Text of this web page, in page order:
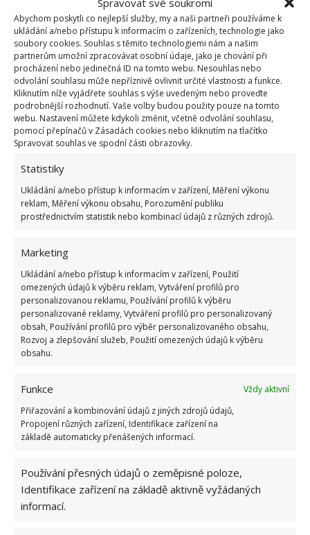
Spravovat své soukromí
Abychom poskytli co nejlepší služby, my a naši partneři používáme k
ukládání a/nebo přístupu k informacím o zařízeních, technologie jako
soubory cookies. Souhlas s těmito technologiemi nám a našim
partnerům umožní zpracovávat osobní údaje, jako je chování při
procházení nebo jedinečná ID na tomto webu. Nesouhlas nebo
odvolání souhlasu může nepříznivě ovlivnit určité vlastnosti a funkce.
Kliknutím níže vyjádřete souhlas s výše uvedeným nebo proveďte
podrobnější rozhodnutí. Vaše volby budou použity pouze na tomto
webu. Nastavení můžete kdykoli změnit, včetně odvolání souhlasu,
pomocí přepínačů v Zásadách cookies nebo kliknutím na tlačítko
Spravovat souhlas ve spodní části obrazovky.
Statistiky
Ukládání a/nebo přístup k informacím v zařízení, Měření výkonu
reklam, Měření výkonu obsahu, Porozumění publiku
prostřednictvím statistik nebo kombinací údajů z různých zdrojů.
Marketing
Ukládání a/nebo přístup k informacím v zařízení, Použití
omezených údajů k výběru reklam, Vytváření profilů pro
personalizovanou reklamu, Používání profilů k výběru
personalizované reklamy, Vytváření profilů pro personalizovaný
obsah, Používání profilů pro výběr personalizovaného obsahu,
Rozvoj a zlepšování služeb, Použití omezených údajů k výběru
obsahu.
Funkce
Vždy aktivní
Přiřazování a kombinování údajů z jiných zdrojů údajů,
Propojení různých zařízení, Identifikace zařízení na
základě automaticky přenášených informací.
Používání přesných údajů o zeměpisné poloze,
Identifikace zařízení na základě aktivně vyžádaných
informací.
Naučte se správně pěstovat brambory a těšte
se z bohaté a chutné úrody
29.7.2026 Zahrada
1 2 … 14 »
OBLÍBENÉ ČLÁNKY
Pokuta až 10 000 Kč hrozí za nesprávné sekání i
nesekání trávy. Záleží i na prostředku a lokaci
1.6.2026
Test znalostí o každodenní realitě za
23.6.2026